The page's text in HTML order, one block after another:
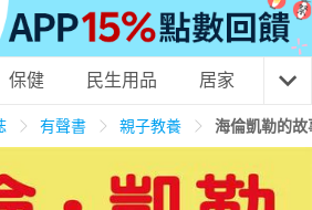
蛋糕 養生保健 民生用品
保健 民生用品 居家 3C
有聲書 親子教養 海倫凱勒的